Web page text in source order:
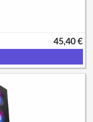
45,40 €